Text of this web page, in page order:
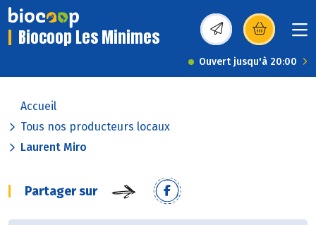
Biocoop Les Minimes (s’ouvre dans une
Ouvert jusqu'à 20:00
Accueil
Tous nos producteurs locaux
Laurent Miro
Partager sur